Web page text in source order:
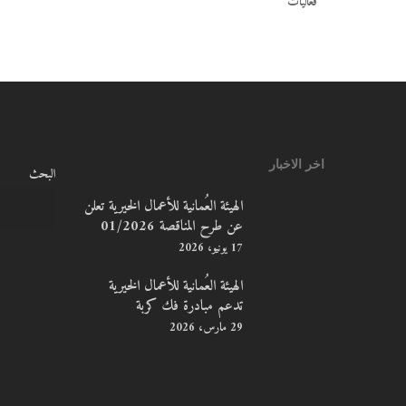
البحث اخر الاخبار
الهيئة العُمانية للأعمال الخيرية تعلن
عن طرح المناقصة 01/2026
17 يونيو، 2026
الهيئة العُمانية للأعمال الخيرية
تدعم مبادرة فك كربة
29 مارس، 2026